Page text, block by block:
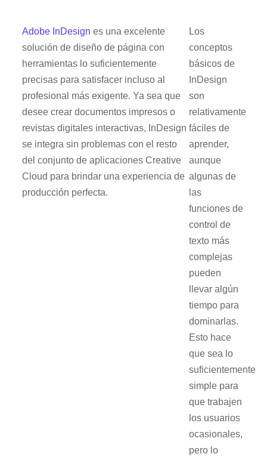
Adobe InDesign es una excelente
solución de diseño de página con
herramientas lo suficientemente
precisas para satisfacer incluso al
profesional más exigente. Ya sea que
desee crear documentos impresos o
revistas digitales interactivas, InDesign
se integra sin problemas con el resto
del conjunto de aplicaciones Creative
Cloud para brindar una experiencia de
producción perfecta.
Los
conceptos
básicos de
InDesign
son
relativamente
fáciles de
aprender,
aunque
algunas de
las
funciones de
control de
texto más
complejas
pueden
llevar algún
tiempo para
dominarlas.
Esto hace
que sea lo
suficientemente
simple para
que trabajen
los usuarios
ocasionales,
pero lo